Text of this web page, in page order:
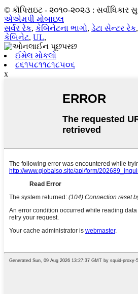
© કૉપિરાઇટ - ૨૦૧૦-૨૦૨૩ : સર્વાધિકાર
એએમપી મોબાઇલ
સર્વર રેક, કેબિનેટના ભાગો, ડેટા સેન્ટર રેક,
કેબિનેટ, UL,
ઈમેલ મોકલો
૮૬૧૫૮૧૧૮૧૮૫૦૬
x